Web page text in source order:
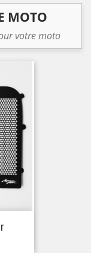
MOTO
votre moto